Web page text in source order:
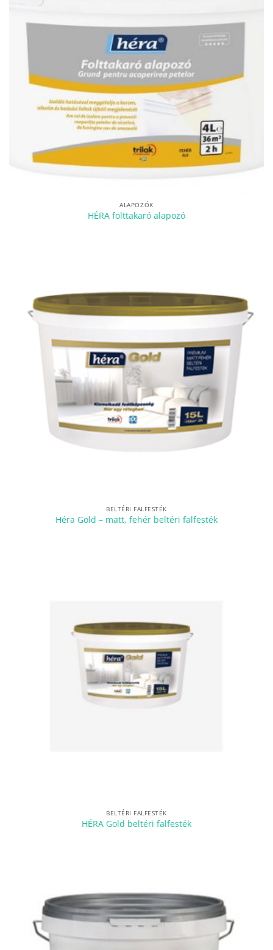
ALAPOZÓK
HÉRA folttakaró alapozó
BELTÉRI FALFESTÉK
Héra Gold – matt, fehér beltéri falfesték
BELTÉRI FALFESTÉK
HÉRA Gold beltéri falfesték